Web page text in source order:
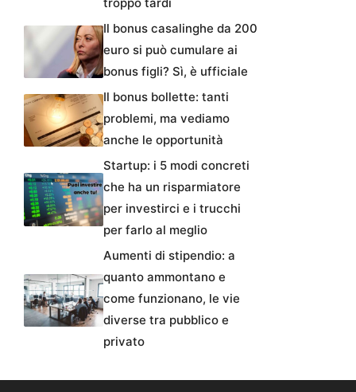
Il bonus casalinghe da 200
euro si può cumulare ai
bonus figli? Sì, è ufficiale
Il bonus bollette: tanti
problemi, ma vediamo
anche le opportunità
Startup: i 5 modi concreti
che ha un risparmiatore
per investirci e i trucchi
per farlo al meglio
Aumenti di stipendio: a
quanto ammontano e
come funzionano, le vie
diverse tra pubblico e
privato